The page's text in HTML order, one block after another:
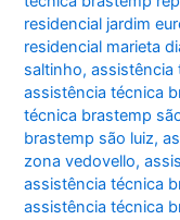
residencial jardim
residencial marieta
saltinho,assistência
assistência técnica
técnica brastemp
brastemp são luiz,
zona vedovello,
assistência técnica
assistência técnica